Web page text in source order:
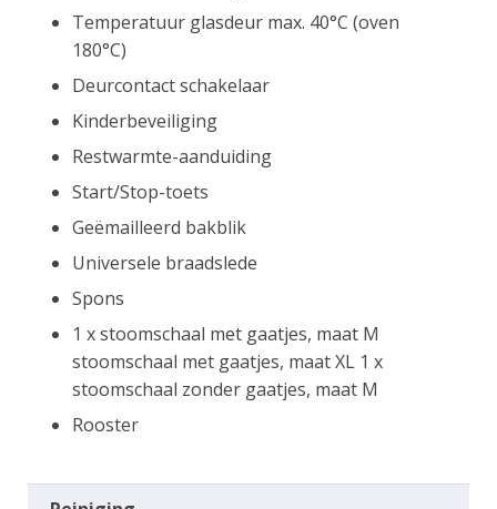
Temperatuur glasdeur max. 40°C (oven
180°C)
Deurcontact schakelaar
Kinderbeveiliging
Restwarmte-aanduiding
Start/Stop-toets
Geëmailleerd bakblik
Universele braadslede
Spons
1 x stoomschaal met gaatjes, maat M
stoomschaal met gaatjes, maat XL 1 x
stoomschaal zonder gaatjes, maat M
Rooster